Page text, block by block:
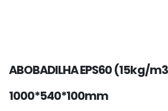
ABOBADILHA EPS60 (15kg/
1000*540*100mm